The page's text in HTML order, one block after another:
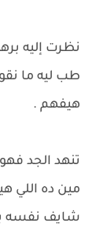
نظرت إليه
طب ليه ما
هيفهم .
تنهد الجد
مين ده اللي
شايف نفسه